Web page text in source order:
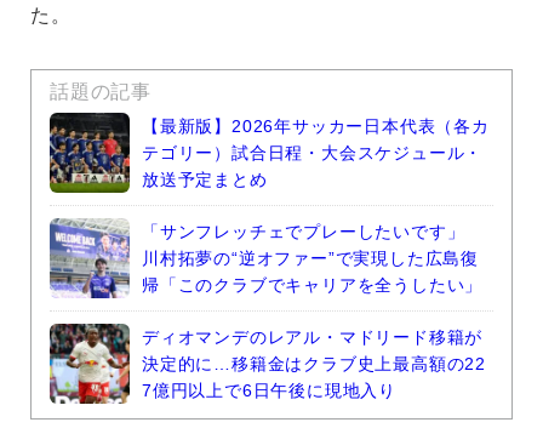
た。
話題の記事
【最新版】2026年サッカー日本代表（各カ
テゴリー）試合日程・大会スケジュール・
放送予定まとめ
「サンフレッチェでプレーしたいです」
川村拓夢の“逆オファー”で実現した広島復
帰「このクラブでキャリアを全うしたい」
ディオマンデのレアル・マドリード移籍が
決定的に…移籍金はクラブ史上最高額の22
7億円以上で6日午後に現地入り